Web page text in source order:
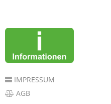
IMPRESSUM
AGB